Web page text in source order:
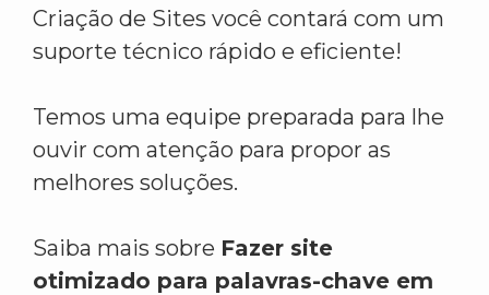
Criação de Sites você contará com um
suporte técnico rápido e eficiente!
Temos uma equipe preparada para lhe
ouvir com atenção para propor as
melhores soluções.
Saiba mais sobre Fazer site
otimizado para palavras-chave em